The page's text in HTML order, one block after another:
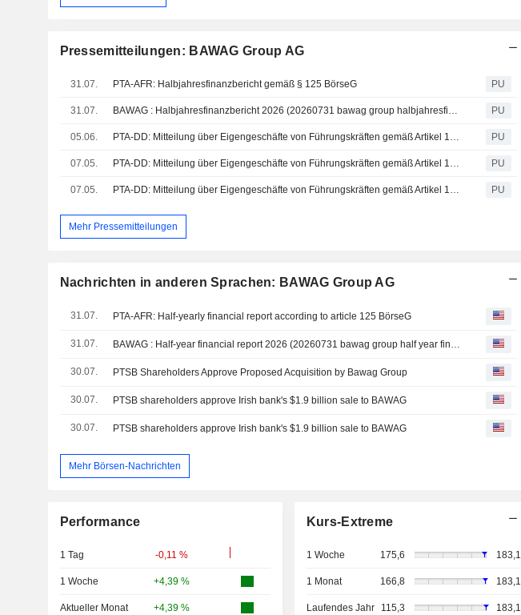
Pressemitteilungen: BAWAG Group AG
31.07. PTA-AFR: Halbjahresfinanzbericht gemäß § 125 BörseG PU
31.07. BAWAG : Halbjahresfinanzbericht 2026 (20260731 bawag group halbjahresfinanzbericht 2026 data) PU
05.06. PTA-DD: Mitteilung über Eigengeschäfte von Führungskräften gemäß Artikel 19 MAR PU
07.05. PTA-DD: Mitteilung über Eigengeschäfte von Führungskräften gemäß Artikel 19 MAR PU
07.05. PTA-DD: Mitteilung über Eigengeschäfte von Führungskräften gemäß Artikel 19 MAR PU
Mehr Pressemitteilungen
Nachrichten in anderen Sprachen: BAWAG Group AG
31.07. PTA-AFR: Half-yearly financial report according to article 125 BörseG
31.07. BAWAG : Half-year financial report 2026 (20260731 bawag group half year financial report 2026 data)
30.07. PTSB Shareholders Approve Proposed Acquisition by Bawag Group
30.07. PTSB shareholders approve Irish bank's $1.9 billion sale to BAWAG
30.07. PTSB shareholders approve Irish bank's $1.9 billion sale to BAWAG
Mehr Börsen-Nachrichten
Performance
1 Tag -0,11 %
1 Woche +4,39 %
Aktueller Monat +4,39 %
Kurs-Extreme
1 Woche 175,6 183,1
1 Monat 166,8 183,1
Laufendes Jahr 115,3 183,1